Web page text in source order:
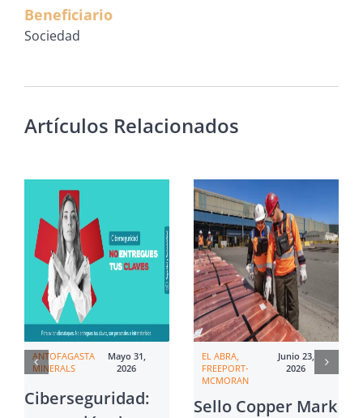
Beneficiario
Sociedad
Artículos Relacionados
ANTOFAGASTA
MINERALS
Mayo 31,
2026
Ciberseguridad:
EL ABRA,
FREEPORT-
MCMORAN
Junio 23,
2026
Sello Copper Mark